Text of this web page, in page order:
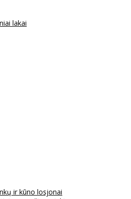
lakai
ir kūno losjonai